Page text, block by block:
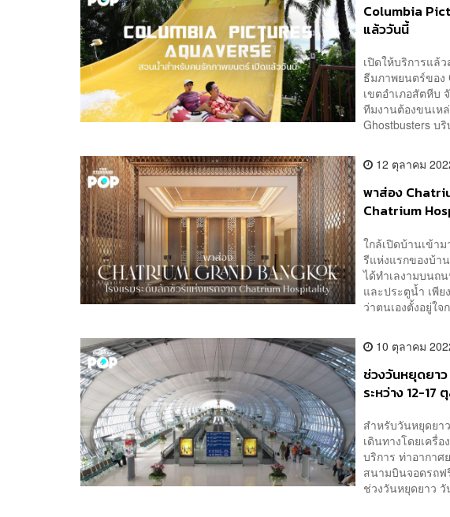
Columbia
แล้ววันนี้
เปิดให้บริการแล้
ธีมภาพยนตร์ของ
เขตอำเภอสัตหี
ทีมงานต้องขนเห
Ghostbusters บ
12 ตุลาคม
พาส่อง
Chatrium
ใกล้เปิดบ้านเข้า
รีแห่งแรกของบ้า
ได้ทำเลงามบนถ
และประตูน้ำ เพี
ว่าตนเองตั้งอยู่ใ
10 ตุลาคม
ช่วงวันหยุดยา
ระหว่าง 12-17
สำหรับวันหยุดยา
เดินทางโดยเครื่
บริการ ท่าอากา
สนามบินจอดรถฟ
ช่วงวันหยุดยาว